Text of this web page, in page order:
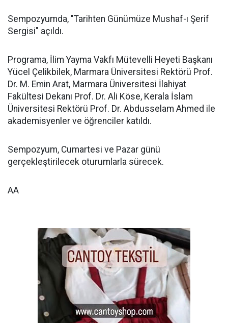
Sempozyumda, "Tarihten Günümüze Mushaf-ı Şerif
Sergisi" açıldı.
Programa, İlim Yayma Vakfı Mütevelli Heyeti Başkanı
Yücel Çelikbilek, Marmara Üniversitesi Rektörü Prof.
Dr. M. Emin Arat, Marmara Üniversitesi İlahiyat
Fakültesi Dekanı Prof. Dr. Ali Köse, Kerala İslam
Üniversitesi Rektörü Prof. Dr. Abdusselam Ahmed ile
akademisyenler ve öğrenciler katıldı.
Sempozyum, Cumartesi ve Pazar günü
gerçekleştirilecek oturumlarla sürecek.
AA